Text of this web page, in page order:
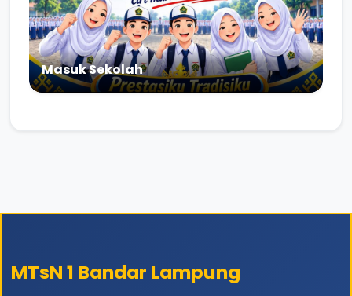
Masuk Sekolah
MTsN 1 Bandar Lampung